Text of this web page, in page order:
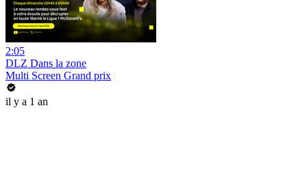
2:05
DLZ Dans la zone
Multi Screen Grand prix
il y a 1 an